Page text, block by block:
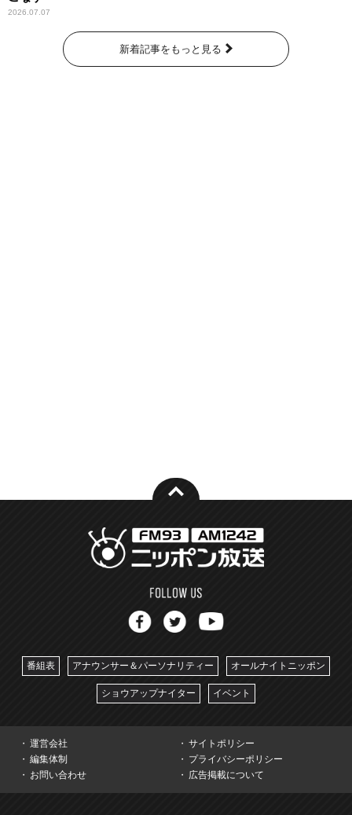
2026.07.07
新着記事をもっと見る
番組表 アナウンサー＆パーソナリティー オールナイトニッポン
ショウアップナイター イベント
運営会社
サイトポリシー
編集体制
プライバシーポリシー
お問い合わせ
広告掲載について